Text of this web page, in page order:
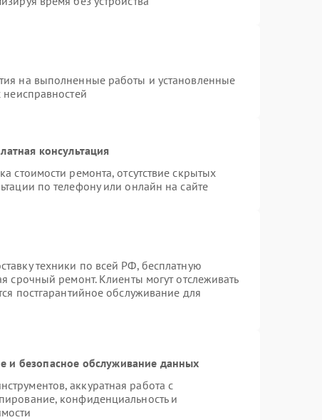
на выполненные работы и установленные
консультация
стоимости ремонта, отсутствие скрытых
по телефону или онлайн на сайте
техники по всей РФ, бесплатную
срочный ремонт. Клиенты могут отслеживать
постгарантийное обслуживание для
безопасное обслуживание данных
аккуратная работа с
конфиденциальность и